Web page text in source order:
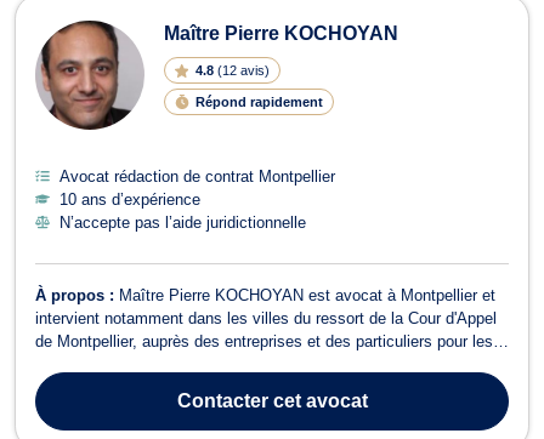
Maître Pierre KOCHOYAN
4.8 (12 avis)
Répond rapidement
Avocat rédaction de contrat Montpellier
10 ans d’expérience
N’accepte pas l’aide juridictionnelle
À propos : Maître Pierre KOCHOYAN est avocat à Montpellier et
intervient notamment dans les villes du ressort de la Cour d'Appel
de Montpellier, auprès des entreprises et des particuliers pour les
contrats, droit de la consommation, droit commercial, baux
commerciaux ...
Contactercet avocat